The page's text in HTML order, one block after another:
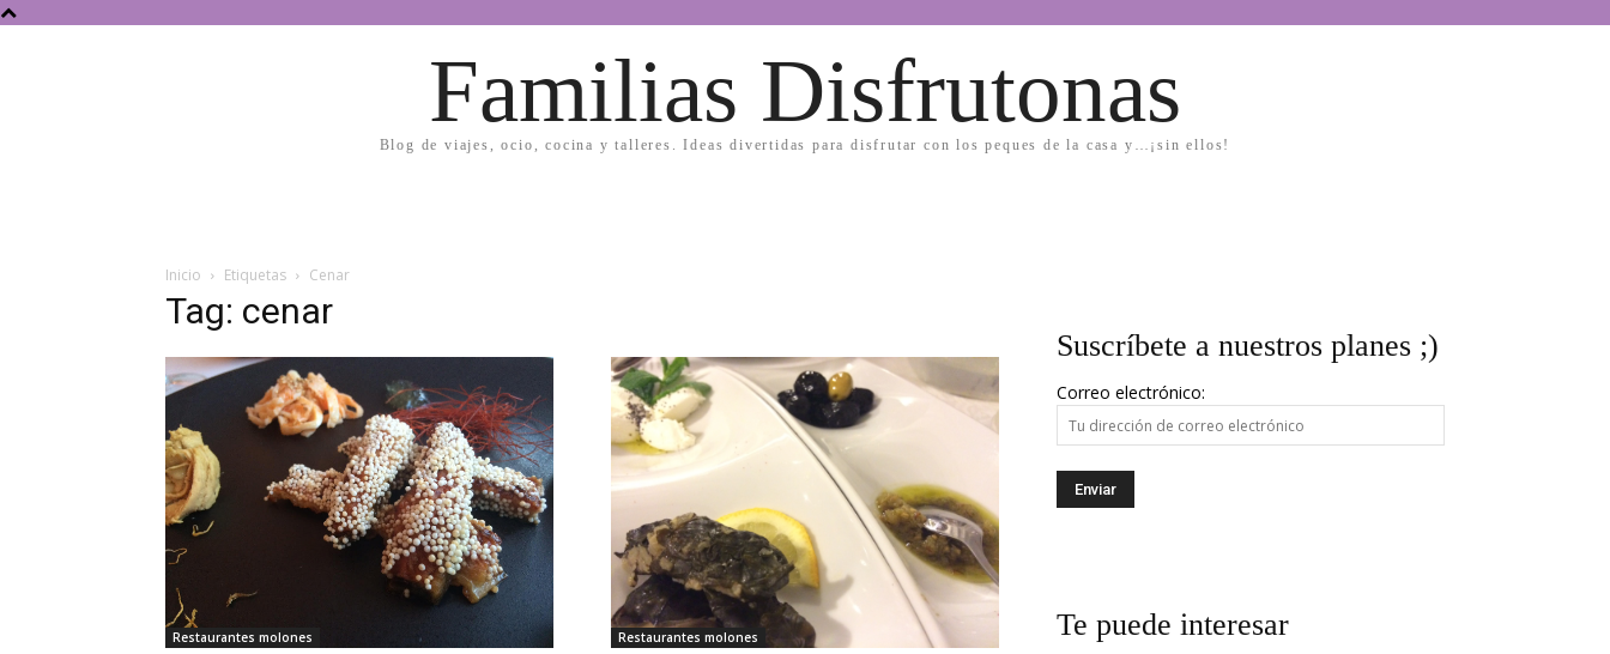
Familias Disfrutonas
Blog de viajes, ocio, cocina y talleres. Ideas divertidas para disfrutar con los peques de la casa y…¡sin ellos!
Inicio Etiquetas Cenar
Tag: cenar
Restaurantes molones Restaurantes molones
Suscríbete a nuestros planes ;)
Correo electrónico:
Te puede interesar